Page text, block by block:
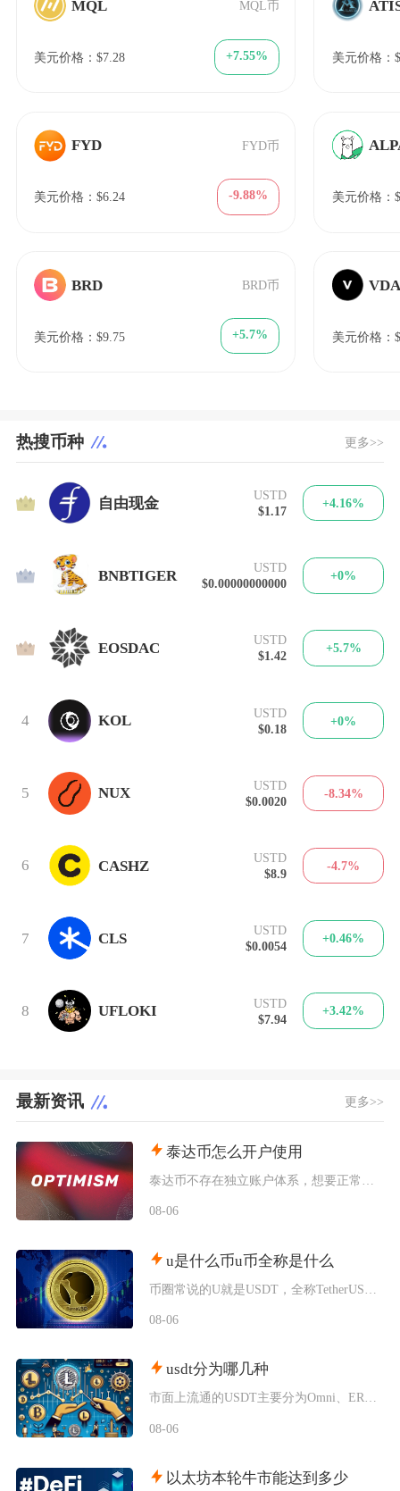
MQL MQL币
美元价格：$7.28 +7.55%
FYD FYD币
美元价格：$6.24 -9.88%
BRD BRD币
美元价格：$9.75 +5.7%
美元价格：
美元价格：
美元价格：
热搜币种 更多>>
1 自由现金
USTD
$1.17
+4.16%
2 BNBTIGER
USTD
$0.00000000000
+0%
3 EOSDAC
USTD
$1.42
+5.7%
4 KOL
USTD
$0.18
+0%
5 NUX
USTD
$0.0020
-8.34%
6 CASHZ
USTD
$8.9
-4.7%
7 CLS
USTD
$0.0054
+0.46%
8 UFLOKI
USTD
$7.94
+3.42%
最新资讯 更多>>
泰达币怎么开户使用
08-06
u是什么币u币全称是什么
08-06
usdt分为哪几种
市面上流通的USDT主要分为Omni、ERC20、TRC20、BEP20四类主流版本，同时
08-06
以太坊本轮牛市能达到多少